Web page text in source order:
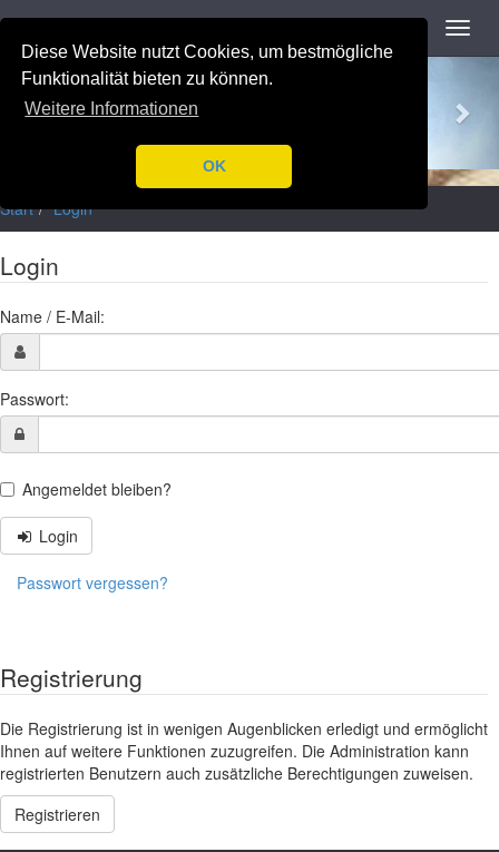
Diese Website nutzt Cookies, um bestmögliche
Funktionalität bieten zu können.
Weitere Informationen
OK
Navigation
Previous
Start Login
Login
Name / E-Mail:
Passwort:
Angemeldet bleiben?
Login
Passwort vergessen?
Registrierung
Die Registrierung ist in wenigen Augenblicken erledigt und ermöglicht
Ihnen auf weitere Funktionen zuzugreifen. Die Administration kann
registrierten Benutzern auch zusätzliche Berechtigungen zuweisen.
Registrieren